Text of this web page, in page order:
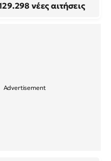
νέες αιτήσεις